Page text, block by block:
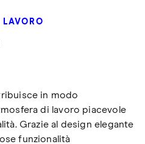
in modo
di lavoro piacevole
Grazie al design elegante
funzionalità